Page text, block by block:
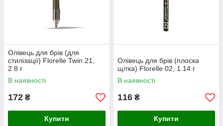
Олівець для брів (для
стилізації) Florelle Twin 21,
2.8 г
В наявності
172 ₴
Купити
Олівець для брів (плоска
щітка) Florelle 02, 1.14 г
В наявності
116 ₴
Купити